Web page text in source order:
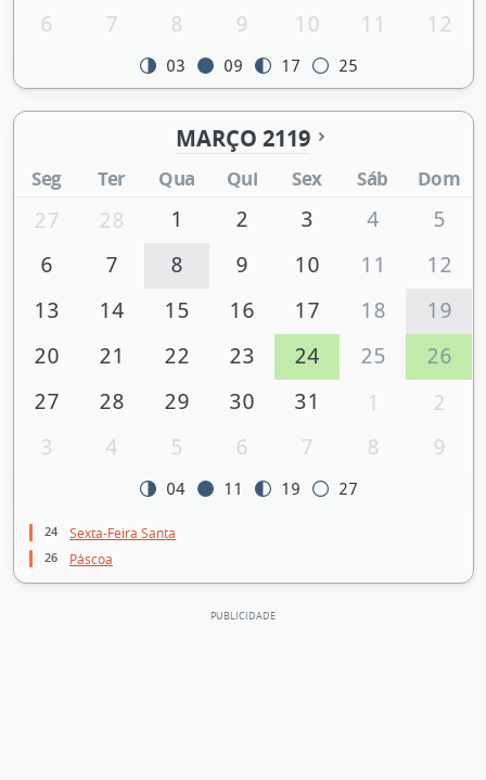
6
7 8 9 10 11 12
03 09 17 25
MARÇO 2119
Seg Ter Qua Qui Sex Sáb Dom
27 28 1 2 3 4
5
6
7 8 9 10 11
12
13
14 15 16 17 18
19
20
21 22 23 24 25
26
27
28 29 30 31 1
2
3
4 5 6 7 8 9
04 11 19 27
24 Sexta-Feira Santa
26 Páscoa